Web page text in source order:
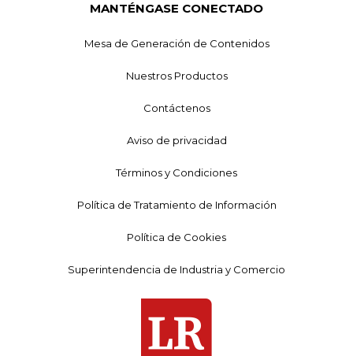
MANTÉNGASE CONECTADO
Mesa de Generación de Contenidos
Nuestros Productos
Contáctenos
Aviso de privacidad
Términos y Condiciones
Política de Tratamiento de Información
Política de Cookies
Superintendencia de Industria y Comercio